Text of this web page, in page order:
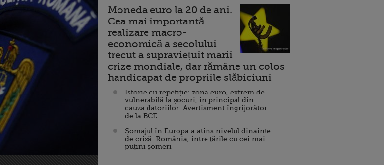
Moneda euro la 20 de ani.
Cea mai importantă
realizare macro-
economică a secolului
trecut a supraviețuit marii
crize mondiale, dar rămâne un colos
handicapat de propriile slăbiciuni
Istorie cu repetiție: zona euro, extrem de
vulnerabilă la șocuri, în principal din
cauza datoriilor. Avertisment îngrijorător
de la BCE
Șomajul în Europa a atins nivelul dinainte
de criză. România, între țările cu cei mai
puțini șomeri